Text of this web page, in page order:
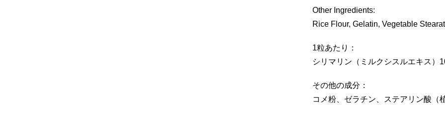
Other Ingredients:
Rice Flour, Gelatin, Vegetable
1粒あたり：
シリマリン（ミルクシスルエキス）
その他の成分：
コメ粉、ゼラチン、ステアリン酸（